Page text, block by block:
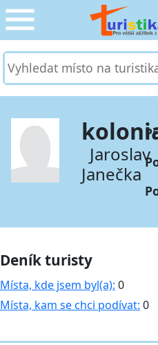
CESTOVÁNÍ
SLUŽBY & DOPRAVA ›
PRO TURISTY ›
MOJE TURISTIKA ›
Jaroslav
Janečka
Deník turisty
Místa, kde jsem byl(a): 0
Místa, kam se chci podívat: 0